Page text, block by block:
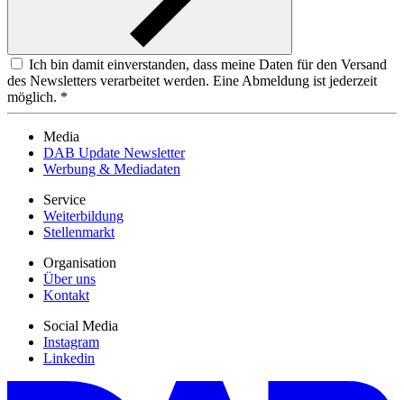
Ich bin damit einverstanden, dass meine Daten für den Versand
des Newsletters verarbeitet werden. Eine Abmeldung ist jederzeit
möglich. *
Media
DAB Update Newsletter
Werbung & Mediadaten
Service
Weiterbildung
Stellenmarkt
Organisation
Über uns
Kontakt
Social Media
Instagram
Linkedin